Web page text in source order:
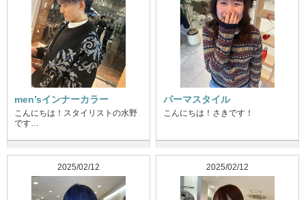
men’sインナーカラー
こんにちは！スタイリストの水野
です…
パーマスタイル
こんにちは！さきです！
2025/02/12 2025/02/12